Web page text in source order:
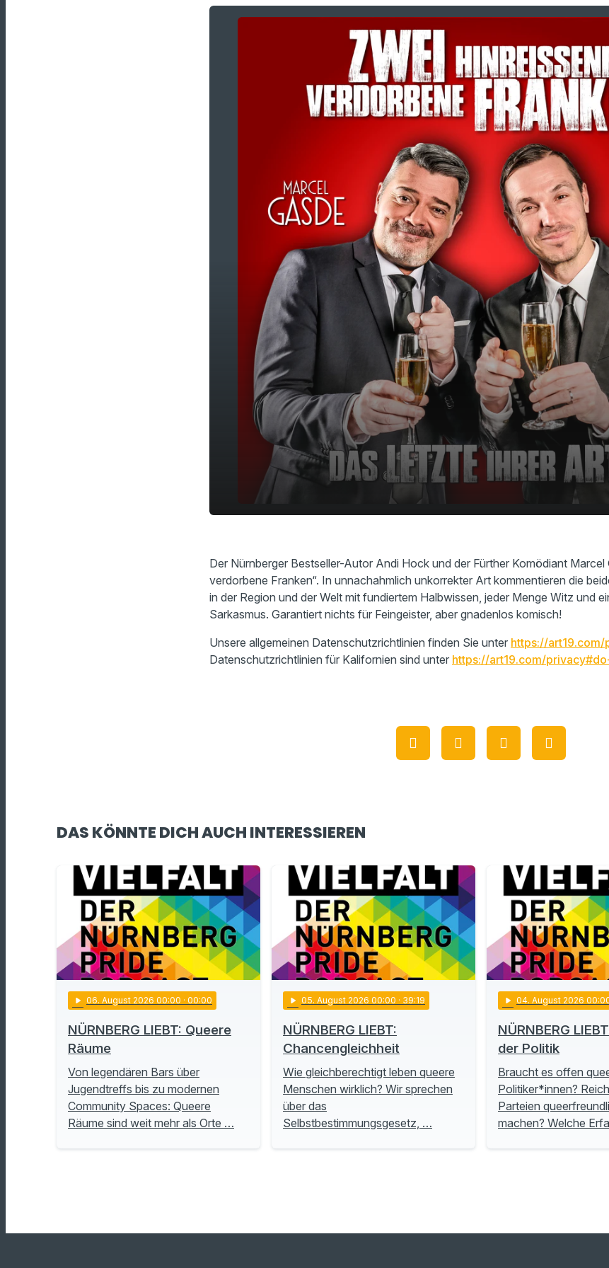
Der Nürnberger Bestseller-Autor Andi Hock und der Fürther Komödiant Marcel
verdorbene Franken“. In unnachahmlich unkorrekter Art kommentieren die
in der Region und der Welt mit fundiertem Halbwissen, jeder Menge Witz und
Sarkasmus. Garantiert nichts für Feingeister, aber gnadenlos komisch!
Unsere allgemeinen Datenschutzrichtlinien finden Sie unter https://art19.com/
Datenschutzrichtlinien für Kalifornien sind unter https://art19.com/
DAS KÖNNTE DICH AUCH INTERESSIEREN
play_arrow 06. August 2026 00:00 · 00:00
NÜRNBERG LIEBT: Queere
Räume
Von legendären Bars über
Jugendtreffs bis zu modernen
Community Spaces: Queere
Räume sind weit mehr als Orte …
play_arrow 05. August 2026 00:00 · 39:19
NÜRNBERG LIEBT:
Chancengleichheit
Wie gleichberechtigt leben queere
Menschen wirklich? Wir sprechen
über das
Selbstbestimmungsgesetz, …
play_arrow 04. August 2026
NÜRNBERG
der Politik
Braucht es offen
Politiker*innen?
Parteien
machen? Welche